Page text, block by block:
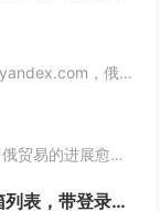
俄罗斯搜索引擎Yandex的网址是：www.yandex.com，俄罗斯最著名和最常用的搜索引擎之一，"Яндекс"（Yandex）提供搜索引擎、电子邮件、在线地图、音乐、新闻、视频等各种在线服务。 如果你想访问"Яндекс"（Yan...
俄罗斯搜索引擎不能用了怎么解决 随着中俄贸易的进展愈加顺利，越来越多的外贸人都尝试着与俄罗斯客户进行接触，而这最重要的便是学会使用俄罗斯搜索引擎，但很多人会发现自己的搜索引擎突然不能用了，下面，小编就来详细介绍下俄罗斯搜索引擎不能用了怎么解...
18个国内国外免费邮箱大全个人邮箱列表，带登录链接